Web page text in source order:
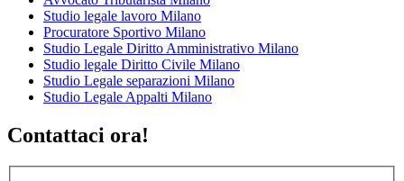
Studio legale lavoro Milano
Procuratore Sportivo Milano
Studio Legale Diritto Amministrativo Milano
Studio legale Diritto Civile Milano
Studio Legale separazioni Milano
Studio Legale Appalti Milano
Contattaci ora!